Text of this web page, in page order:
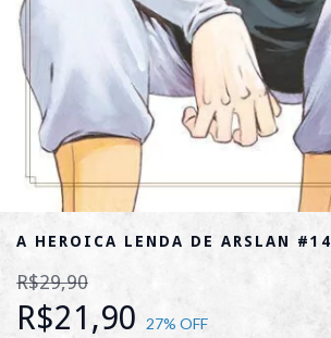
A HEROICA LENDA DE ARSLAN #14
R$29,90
R$21,90 27% OFF